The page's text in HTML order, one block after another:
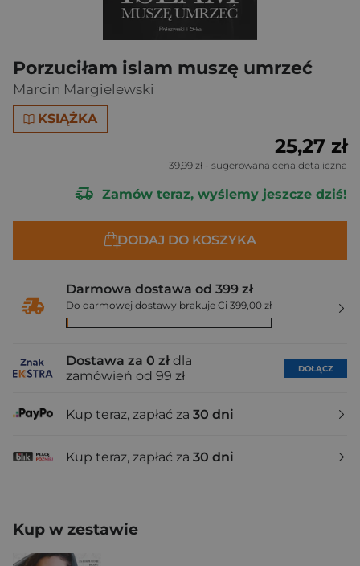
Porzuciłam islam muszę umrzeć
Marcin Margielewski
KSIĄŻKA
25,27 zł
39,99 zł - sugerowana cena detaliczna
Zamów teraz, wyślemy jeszcze dziś!
DODAJ DO KOSZYKA
Darmowa dostawa od 399 zł
Do darmowej dostawy brakuje Ci 399,00 zł
Dostawa za 0 zł dla
zamówień od 99 zł
DOŁĄCZ
Kup teraz, zapłać za 30 dni
Kup teraz, zapłać za 30 dni
Kup w zestawie